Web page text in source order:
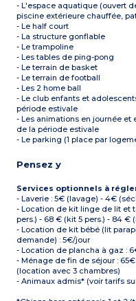
- L'espace aquatique (ouvert
piscine extérieure chauffée,
- Le half court
- La structure gonflable
- Le trampoline
- Les tables de ping-pong
- Le terrain de basket
- Le terrain de football
- Les 2 home ball
- Le club enfants et
période estivale
- Les animations en journée
de la période estivale
- Le parking (1 place par
Pensez y
Services optionnels à
- Laverie : 5€ (lavage) - 4€
- Location de kit linge de lit et
pers.) - 68 € (kit 5 pers.) - 84 €
- Location de kit bébé (lit
demande) : 5€/jour
- Location de plancha à gaz :
- Ménage de fin de séjour :
(location avec 3 chambres)
- Animaux admis* (voir tarifs